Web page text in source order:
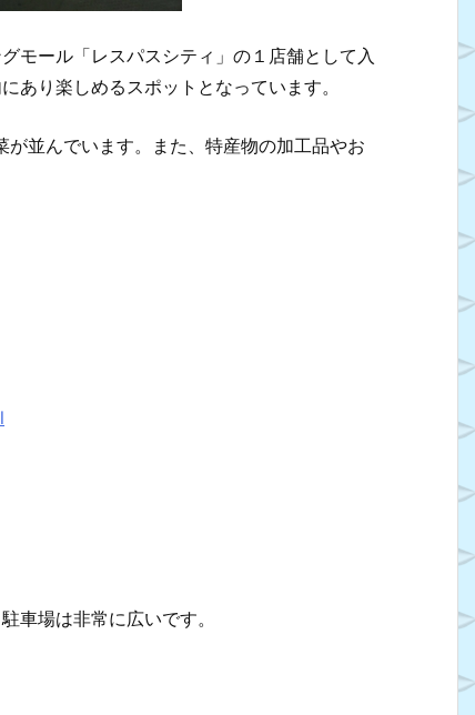
モール「レスパスシティ」の１店舗として入
あり楽しめるスポットとなっています。
並んでいます。また、特産物の加工品やお
車場は非常に広いです。